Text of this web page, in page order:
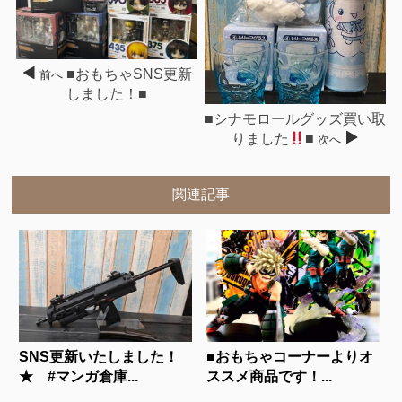
前へ ■おもちゃSNS更新
しました！■
■シナモロールグッズ買い取
りました
■ 次へ
関連記事
SNS更新いたしました！
★ #マンガ倉庫...
■おもちゃコーナーよりオ
ススメ商品です！...